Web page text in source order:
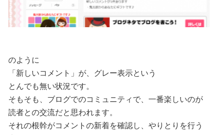
のように
「新しいコメント」が、グレー表示という
とんでも無い状況です。
そもそも、ブログでのコミュニティで、一番楽しいのが
読者との交流だと思われます。
それの根幹がコメントの新着を確認し、やりとりを行う